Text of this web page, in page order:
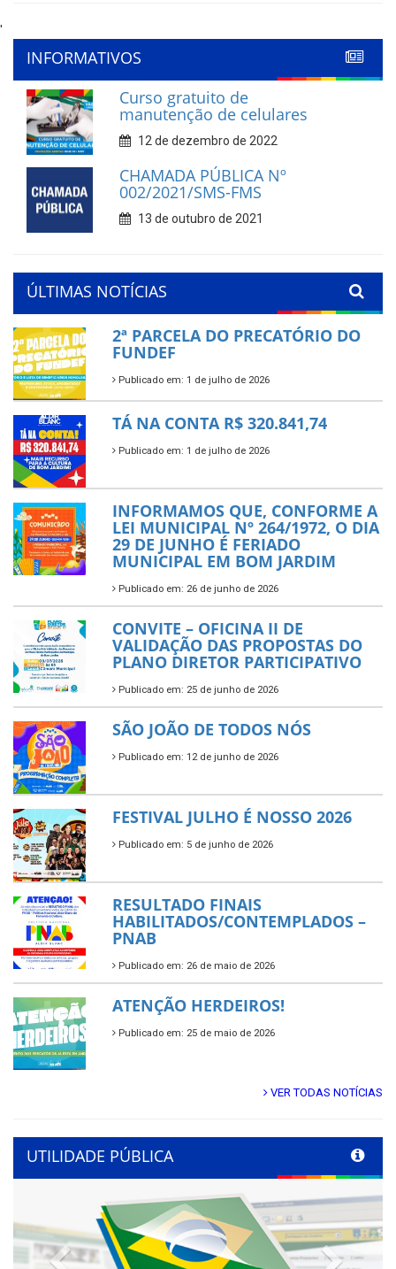
'
INFORMATIVOS
Curso gratuito de
manutenção de celulares
12 de dezembro de 2022
CHAMADA PÚBLICA Nº
002/2021/SMS-FMS
13 de outubro de 2021
ÚLTIMAS NOTÍCIAS
2ª PARCELA DO PRECATÓRIO DO
FUNDEF
Publicado em: 1 de julho de 2026
TÁ NA CONTA R$ 320.841,74
Publicado em: 1 de julho de 2026
INFORMAMOS QUE, CONFORME A
LEI MUNICIPAL Nº 264/1972, O DIA
29 DE JUNHO É FERIADO
MUNICIPAL EM BOM JARDIM
Publicado em: 26 de junho de 2026
CONVITE – OFICINA II DE
VALIDAÇÃO DAS PROPOSTAS DO
PLANO DIRETOR PARTICIPATIVO
Publicado em: 25 de junho de 2026
SÃO JOÃO DE TODOS NÓS
Publicado em: 12 de junho de 2026
FESTIVAL JULHO É NOSSO 2026
Publicado em: 5 de junho de 2026
RESULTADO FINAIS
HABILITADOS/CONTEMPLADOS –
PNAB
Publicado em: 26 de maio de 2026
ATENÇÃO HERDEIROS!
Publicado em: 25 de maio de 2026
VER TODAS NOTÍCIAS
UTILIDADE PÚBLICA
Previous Next